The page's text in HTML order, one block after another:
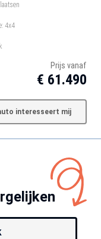
4x4
Prijs vanaf
€ 61.490
interesseert mij